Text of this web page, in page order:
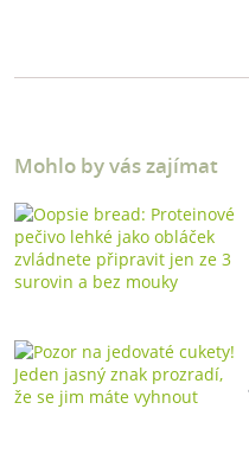
Mohlo by vás zajímat